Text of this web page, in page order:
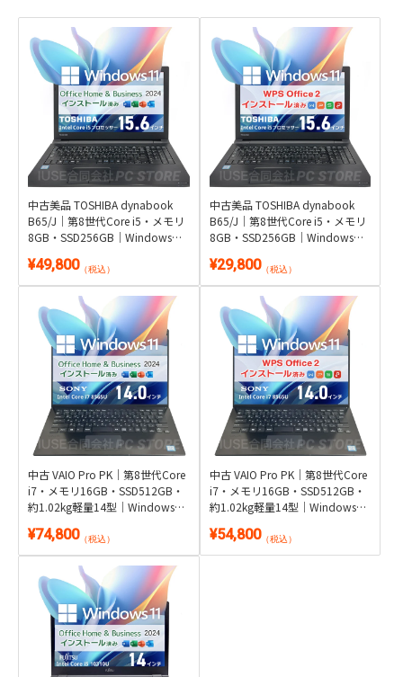
中古美品 TOSHIBA dynabook
B65/J｜第8世代Core i5・メモリ
8GB・SSD256GB｜Windows
¥49,800（税込）
中古美品 TOSHIBA dynabook
B65/J｜第8世代Core i5・メモリ
8GB・SSD256GB｜Windows
¥29,800（税込）
中古 VAIO Pro PK｜第8世代Core
i7・メモリ16GB・SSD512GB・
約1.02kg軽量14型｜Windows
¥74,800（税込）
中古 VAIO Pro PK｜第8世代Core
i7・メモリ16GB・SSD512GB・
約1.02kg軽量14型｜Windows
¥54,800（税込）